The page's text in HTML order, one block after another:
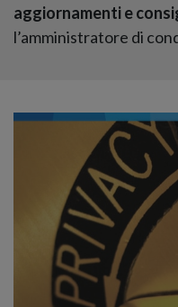
aggiornamenti e
l’amministratore di